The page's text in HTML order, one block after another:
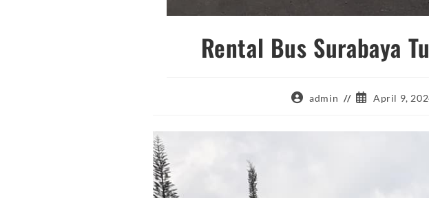
Rental Bus Surabaya
Postadmin
PostApril 9,